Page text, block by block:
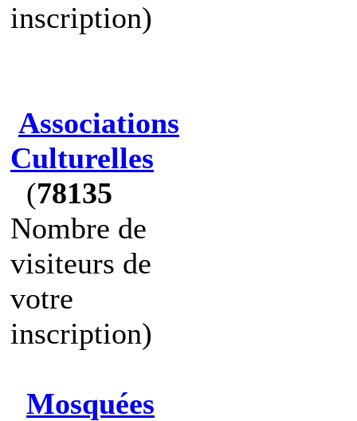
inscription)
Associations
Culturelles
(78135
Nombre de
visiteurs de
votre
inscription)
Mosquées